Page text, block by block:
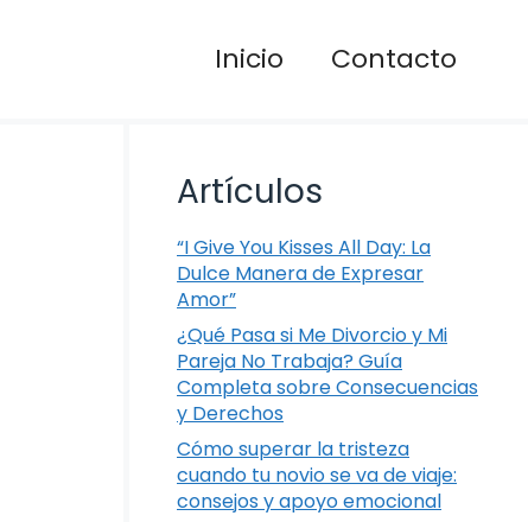
Inicio Contacto
Artículos
“I Give You Kisses All Day: La
Dulce Manera de Expresar
Amor”
¿Qué Pasa si Me Divorcio y Mi
Pareja No Trabaja? Guía
Completa sobre Consecuencias
y Derechos
Cómo superar la tristeza
cuando tu novio se va de viaje:
consejos y apoyo emocional